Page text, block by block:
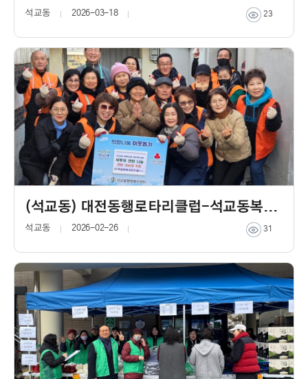
석교동 23
2026-03-18
(석교동) 대전동행로타리클럽-석교동복지만두레, 연탄 나눔 봉사
석교동 31
2026-02-26